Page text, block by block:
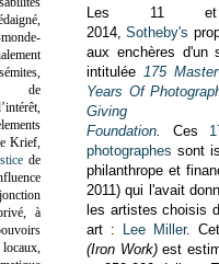
Les 11 et
2014,Sotheby's
aux enchères d'un
intitulée 175
Years Of
Giving
Foundation. Ces
photographes sont
philanthrope et
2011) qui l'avait
les artistes choisis
art :
Lee Miller.
(Iron Work)est
de
Krief,
de
à